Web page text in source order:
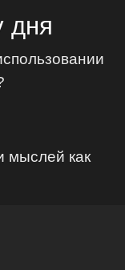
дня
мыслей как